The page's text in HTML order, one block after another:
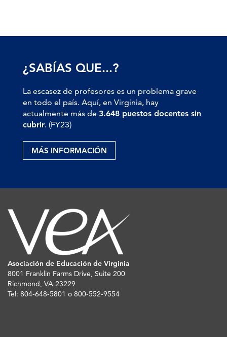
¿SABÍAS QUE...?
La escasez de profesores es un problema grave
en todo el país. Aquí, en Virginia, hay
actualmente más de 3.648 puestos docentes sin
cubrir. (FY23)
MÁS INFORMACIÓN
Asociación de Educación de Virginia
8001 Franklin Farms Drive, Suite 200
Richmond, VA 23229
Tel: 804-648-5801 o 800-552-9554